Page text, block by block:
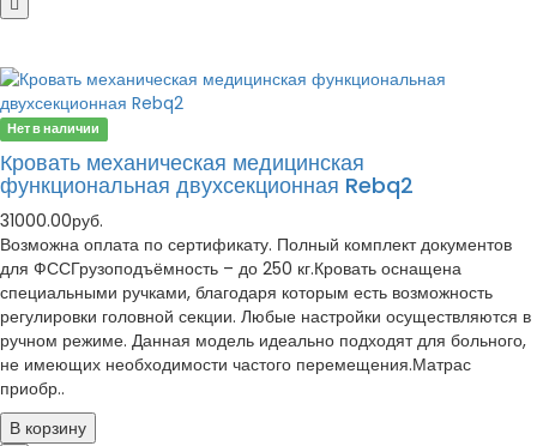
Нет в наличии
Кровать механическая медицинская
функциональная двухсекционная Rebq2
31000.00руб.
Возможна оплата по сертификату. Полный комплект документов
для ФССГрузоподъёмность – до 250 кг.Кровать оснащена
специальными ручками, благодаря которым есть возможность
регулировки головной секции. Любые настройки осуществляются в
ручном режиме. Данная модель идеально подходят для больного,
не имеющих необходимости частого перемещения.Матрас
приобр..
В корзину